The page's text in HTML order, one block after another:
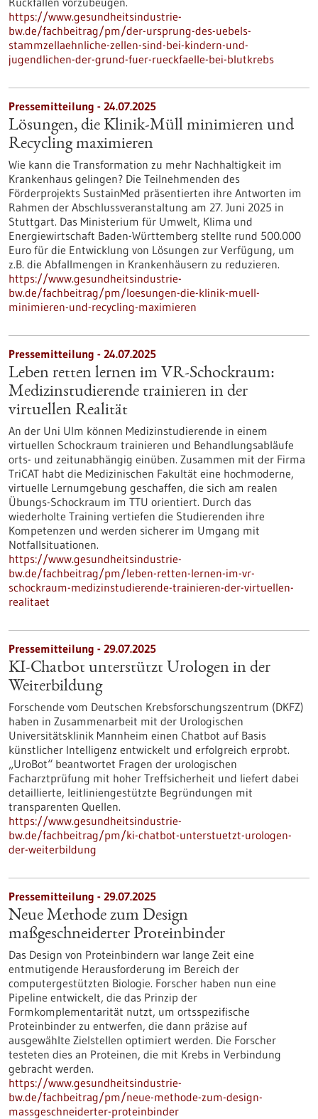
https://www.gesundheitsindustrie-
bw.de/fachbeitrag/pm/der-ursprung-des-uebels-
stammzellaehnliche-zellen-sind-bei-kindern-und-
jugendlichen-der-grund-fuer-rueckfaelle-bei-blutkrebs
Pressemitteilung - 24.07.2025
Lösungen, die Klinik-Müll minimieren und
Recycling maximieren
Wie kann die Transformation zu mehr Nachhaltigkeit im
Krankenhaus gelingen? Die Teilnehmenden des
Förderprojekts SustainMed präsentierten ihre Antworten im
Rahmen der Abschlussveranstaltung am 27. Juni 2025 in
Stuttgart. Das Ministerium für Umwelt, Klima und
Energiewirtschaft Baden-Württemberg stellte rund 500.000
Euro für die Entwicklung von Lösungen zur Verfügung, um
z.B. die Abfallmengen in Krankenhäusern zu reduzieren.
https://www.gesundheitsindustrie-
bw.de/fachbeitrag/pm/loesungen-die-klinik-muell-
minimieren-und-recycling-maximieren
Pressemitteilung - 24.07.2025
Leben retten lernen im VR-Schockraum:
Medizinstudierende trainieren in der
virtuellen Realität
An der Uni Ulm können Medizinstudierende in einem
virtuellen Schockraum trainieren und Behandlungsabläufe
orts- und zeitunabhängig einüben. Zusammen mit der Firma
TriCAT habt die Medizinischen Fakultät eine hochmoderne,
virtuelle Lernumgebung geschaffen, die sich am realen
Übungs-Schockraum im TTU orientiert. Durch das
wiederholte Training vertiefen die Studierenden ihre
Kompetenzen und werden sicherer im Umgang mit
Notfallsituationen.
https://www.gesundheitsindustrie-
bw.de/fachbeitrag/pm/leben-retten-lernen-im-vr-
schockraum-medizinstudierende-trainieren-der-virtuellen-
realitaet
Pressemitteilung - 29.07.2025
KI-Chatbot unterstützt Urologen in der
Weiterbildung
Forschende vom Deutschen Krebsforschungszentrum (DKFZ)
haben in Zusammenarbeit mit der Urologischen
Universitätsklinik Mannheim einen Chatbot auf Basis
künstlicher Intelligenz entwickelt und erfolgreich erprobt.
„UroBot“ beantwortet Fragen der urologischen
Facharztprüfung mit hoher Treffsicherheit und liefert dabei
detaillierte, leitliniengestützte Begründungen mit
transparenten Quellen.
https://www.gesundheitsindustrie-
bw.de/fachbeitrag/pm/ki-chatbot-unterstuetzt-urologen-
der-weiterbildung
Pressemitteilung - 29.07.2025
Neue Methode zum Design
maßgeschneiderter Proteinbinder
Das Design von Proteinbindern war lange Zeit eine
entmutigende Herausforderung im Bereich der
computergestützten Biologie. Forscher haben nun eine
Pipeline entwickelt, die das Prinzip der
Formkomplementarität nutzt, um ortsspezifische
Proteinbinder zu entwerfen, die dann präzise auf
ausgewählte Zielstellen optimiert werden. Die Forscher
testeten dies an Proteinen, die mit Krebs in Verbindung
gebracht werden.
https://www.gesundheitsindustrie-
bw.de/fachbeitrag/pm/neue-methode-zum-design-
massgeschneiderter-proteinbinder